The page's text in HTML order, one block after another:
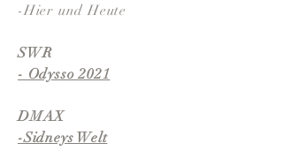
-Hier und Heute
SWR
- Odysso 2021
DMAX
-Sidneys Welt